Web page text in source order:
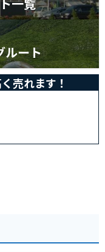
ルート
売れます！